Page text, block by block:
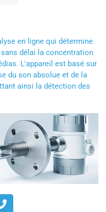
en ligne qui détermine
délai la concentration
L'appareil est basé sur
du son absolue et de la
ainsi la détection des